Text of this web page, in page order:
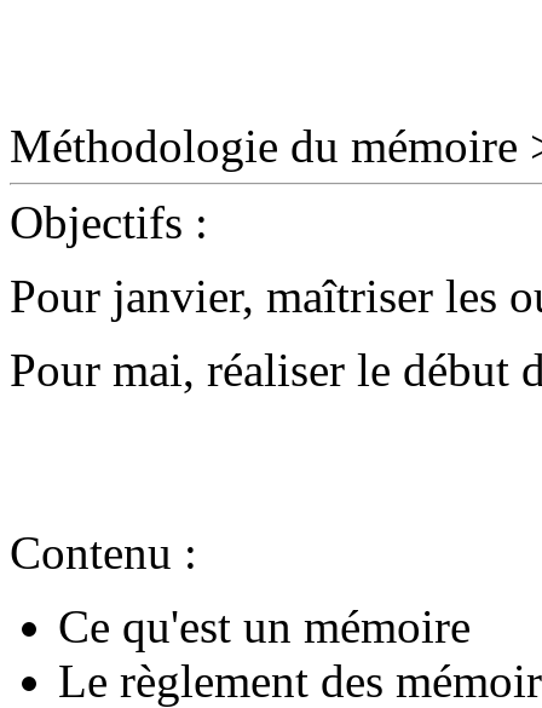
Méthodologie du mémoire
Objectifs :
Pour janvier, maîtriser les
Pour mai, réaliser le début
Contenu :
Ce qu'est un mémoire
Le règlement des